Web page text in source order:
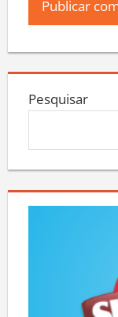
Pesquisar